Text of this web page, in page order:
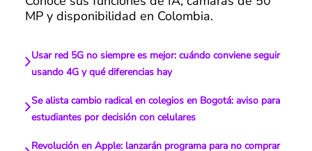
MP y disponibilidad en Colombia.
Usar red 5G no siempre es mejor: cuándo conviene seguir
usando 4G y qué diferencias hay
Se alista cambio radical en colegios en Bogotá: aviso para
estudiantes por decisión con celulares
Revolución en Apple: lanzarán programa para no comprar